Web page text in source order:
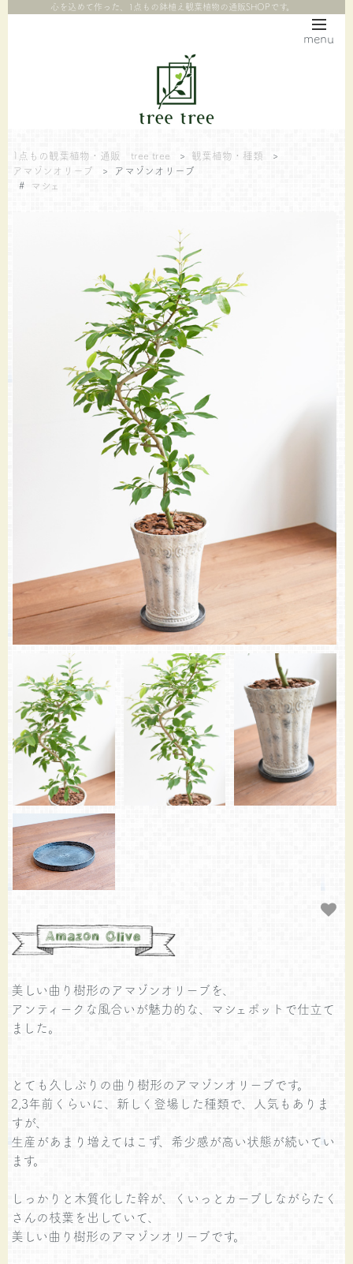
menu
心を込めて作った、1点もの鉢植え観葉植物の通販SHOPです。
1点もの観葉植物・通販 tree tree > 観葉植物・種類
>
アマゾンオリーブ
>
アマゾンオリーブ
# マシェ
美しい曲り樹形のアマゾンオリーブを、
アンティークな風合いが魅力的な、マシェポットで仕立て
ました。
とても久しぶりの曲り樹形のアマゾンオリーブです。
2,3年前くらいに、新しく登場した種類で、人気もありま
すが、
生産があまり増えてはこず、希少感が高い状態が続いてい
ます。
しっかりと木質化した幹が、くいっとカーブしながらたく
さんの枝葉を出していて、
美しい曲り樹形のアマゾンオリーブです。